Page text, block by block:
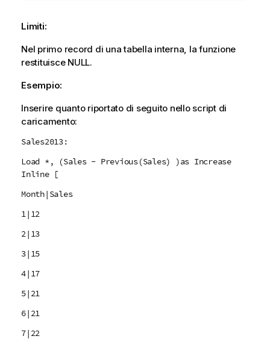
Limiti:
Nel primo record di una tabella interna, la funzione
restituisce NULL.
Esempio:
Inserire quanto riportato di seguito nello script di
caricamento:
Sales2013:
Load *, (Sales - Previous(Sales) )as Increase
Inline [
Month|Sales
1|12
2|13
3|15
4|17
5|21
6|21
7|22